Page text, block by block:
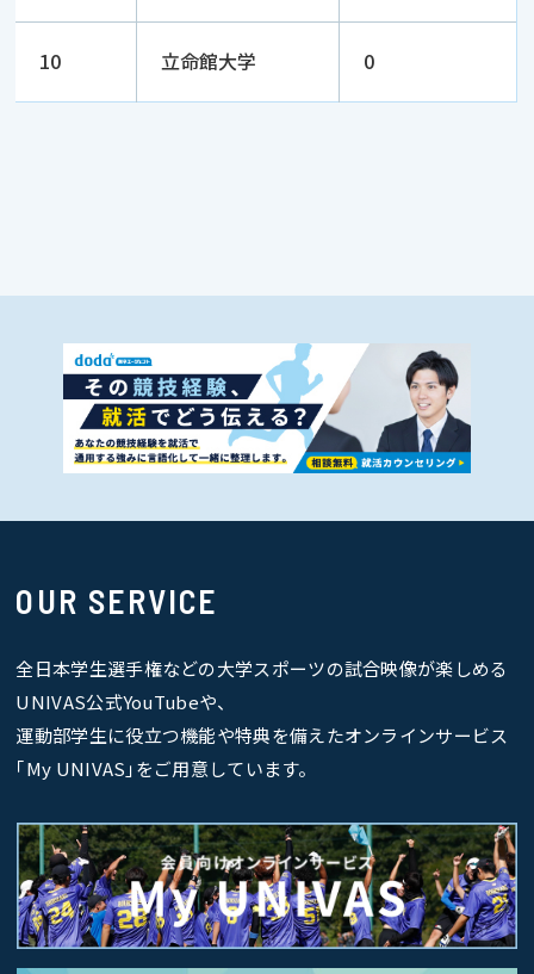
10 立命館大学 0
OUR SERVICE
全日本学生選手権などの大学スポーツの試合映像が楽しめる
UNIVAS公式YouTubeや、
運動部学生に役立つ機能や特典を備えたオンラインサービス
｢My UNIVAS｣をご用意しています。